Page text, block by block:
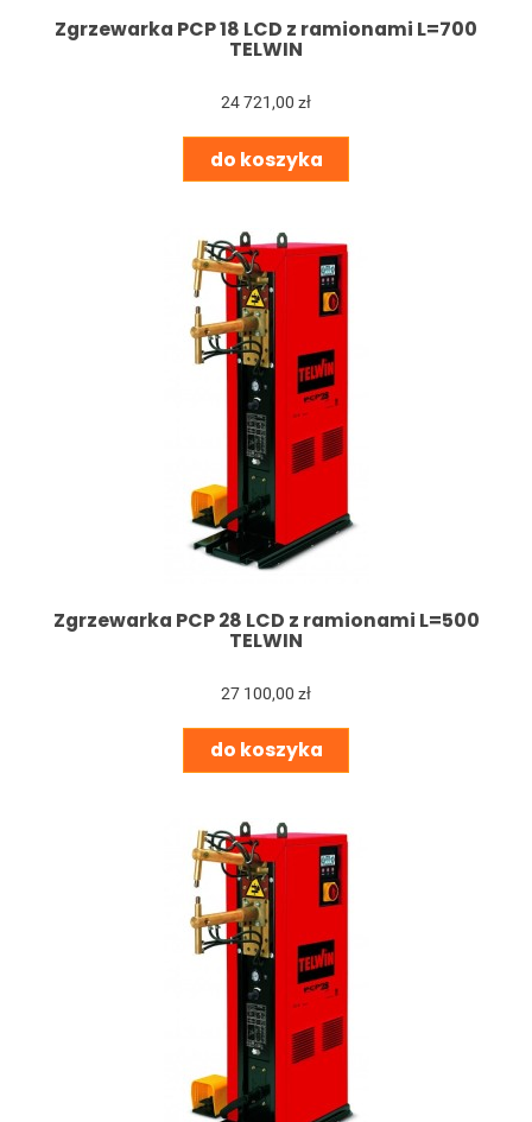
Zgrzewarka PCP 18 LCD z ramionami L=700
TELWIN
24 721,00 zł
do koszyka
Zgrzewarka PCP 28 LCD z ramionami L=500
TELWIN
27 100,00 zł
do koszyka